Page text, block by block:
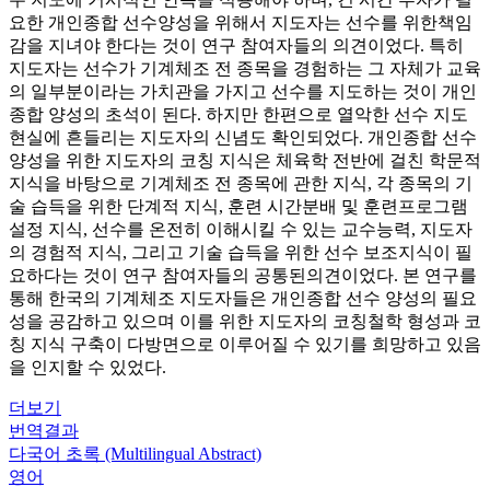
요한 개인종합 선수양성을 위해서 지도자는 선수를 위한책임
감을 지녀야 한다는 것이 연구 참여자들의 의견이었다. 특히
지도자는 선수가 기계체조 전 종목을 경험하는 그 자체가 교육
의 일부분이라는 가치관을 가지고 선수를 지도하는 것이 개인
종합 양성의 초석이 된다. 하지만 한편으로 열악한 선수 지도
현실에 흔들리는 지도자의 신념도 확인되었다. 개인종합 선수
양성을 위한 지도자의 코칭 지식은 체육학 전반에 걸친 학문적
지식을 바탕으로 기계체조 전 종목에 관한 지식, 각 종목의 기
술 습득을 위한 단계적 지식, 훈련 시간분배 및 훈련프로그램
설정 지식, 선수를 온전히 이해시킬 수 있는 교수능력, 지도자
의 경험적 지식, 그리고 기술 습득을 위한 선수 보조지식이 필
요하다는 것이 연구 참여자들의 공통된의견이었다. 본 연구를
통해 한국의 기계체조 지도자들은 개인종합 선수 양성의 필요
성을 공감하고 있으며 이를 위한 지도자의 코칭철학 형성과 코
칭 지식 구축이 다방면으로 이루어질 수 있기를 희망하고 있음
을 인지할 수 있었다.
더보기
번역결과
다국어 초록 (Multilingual Abstract)
영어